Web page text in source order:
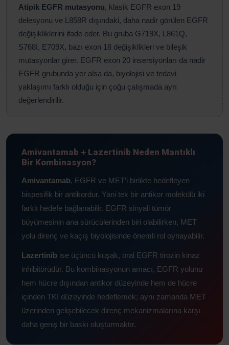
Atipik EGFR mutasyonu, klasik EGFR exon 19
delesyonu ve L858R dışındaki, daha nadir görülen EGFR
değişikliklerini ifade eder. Bu gruba G719X, L861Q,
S768I, E709X, bazı exon 18 değişiklikleri ve bileşik
mutasyonlar girer. EGFR exon 20 insersiyonları da nadir
EGFR grubunda yer alsa da, biyolojisi ve tedavi
yaklaşımı farklı olduğu için çoğu çalışmada ayrı
değerlendirilir.
Amivantamab + Lazertinib Neden Mantıklı
Bir Kombinasyon?
Amivantamab, EGFR ve MET’i birlikte hedefleyen
bispesifik bir antikordur. Yani tek bir antikor molekülü iki
farklı hedefe bağlanabilir. EGFR sinyali tümör
büyümesinin ana sürücülerinden biri olabilirken, MET
yolu direnç ve kaçış biyolojisinde önemli rol oynayabilir.
Lazertinibise üçüncü kuşak, oral EGFR tirozin kinaz
inhibitörüdür. Bu kombinasyonun amacı, EGFR yolunu
hem hücre dışından antikor düzeyinde hem de hücre
içinden TKI düzeyinde hedeflemek; aynı zamanda MET
üzerinden gelişebilecek direnç mekanizmalarına karşı
daha geniş bir baskı oluşturmaktır.